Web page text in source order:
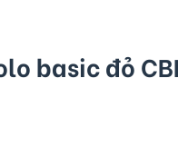
basic đỏ